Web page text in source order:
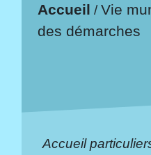
Accueil /Vie
des démarches
Accueil